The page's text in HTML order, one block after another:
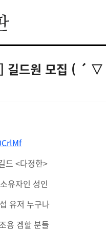
길드원 모집 ( ´
드 <다정한>
유자인 성인
유저 누구나
용 겜할 분들